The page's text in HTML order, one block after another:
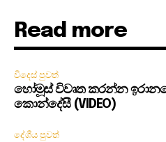
Read more
විදෙස් පුවත්
හෝමූස් විවෘත කරන්න
කොන්දේසී (VIDEO)
දේශීය පුවත්